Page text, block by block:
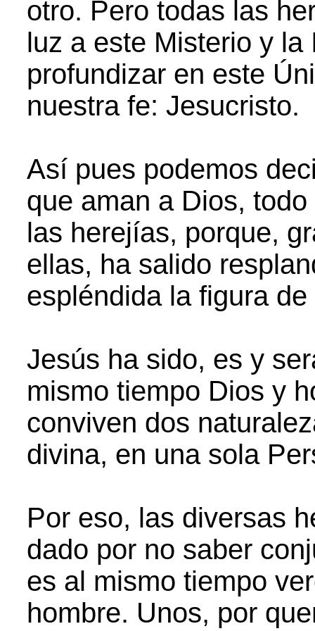
otro. Pero todas las
luz a este Misterio y la
profundizar en este
nuestra fe: Jesucristo.
Así pues podemos
que aman a Dios,
las herejías, porque,
ellas, ha salido
espléndida la figura
Jesús ha sido, es y
mismo tiempo Dios y
conviven dos
divina, en una sola
Por eso, las diversas
dado por no saber
es al mismo tiempo
hombre. Unos, por